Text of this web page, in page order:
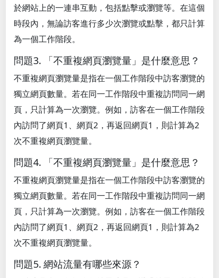
於網站上的一連串互動，包括點擊或瀏覽等。在這個
時段內，無論訪客進行多少次瀏覽或點擊，都只計算
為一個工作階段。
問題3. 「不重複網頁瀏覽量」是什麼意思？
不重複網頁瀏覽量是指在一個工作階段中訪客瀏覽的
獨立網頁數量。若在同一工作階段中重複訪問同一網
頁，只計算為一次瀏覽。例如，訪客在一個工作階段
內訪問了網頁1、網頁2，再返回網頁1，則計算為2
次不重複網頁瀏覽量。
問題4. 「不重複網頁瀏覽量」是什麼意思？
不重複網頁瀏覽量是指在一個工作階段中訪客瀏覽的
獨立網頁數量。若在同一工作階段中重複訪問同一網
頁，只計算為一次瀏覽。例如，訪客在一個工作階段
內訪問了網頁1、網頁2，再返回網頁1，則計算為2
次不重複網頁瀏覽量。
問題5. 網站流量有哪些來源？